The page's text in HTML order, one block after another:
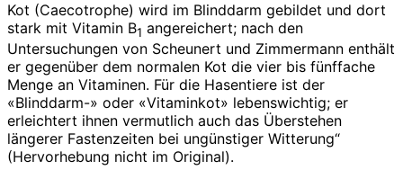
Kot (Caecotrophe) wird im Blinddarm gebildet und dort
stark mit Vitamin B1 angereichert; nach den
Untersuchungen von Scheunert und Zimmermann enthält
er gegenüber dem normalen Kot die vier bis fünffache
Menge an Vitaminen. Für die Hasentiere ist der
«Blinddarm-» oder «Vitaminkot» lebenswichtig; er
erleichtert ihnen vermutlich auch das Überstehen
längerer Fastenzeiten bei ungünstiger Witterung“
(Hervorhebung nicht im Original).